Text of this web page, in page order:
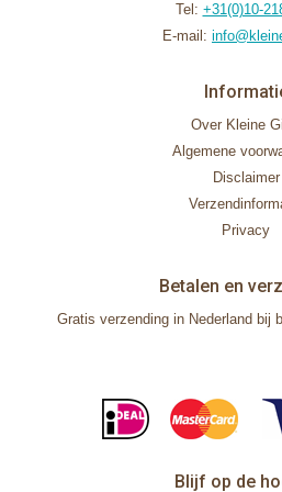
Tel: +31(0)10-
E-mail:
Over Kleine
Algemene
Disclaimer
Privacy
Betalen en
Gratis verzending in Nederland bij
Blijf op de